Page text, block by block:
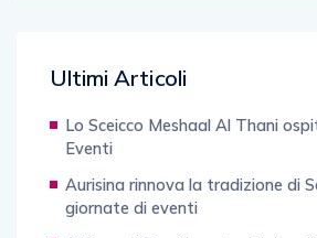
Ultimi Articoli
Lo Sceicco Meshaal Al Thani
Eventi
Aurisina rinnova la tradizione di
giornate di eventi